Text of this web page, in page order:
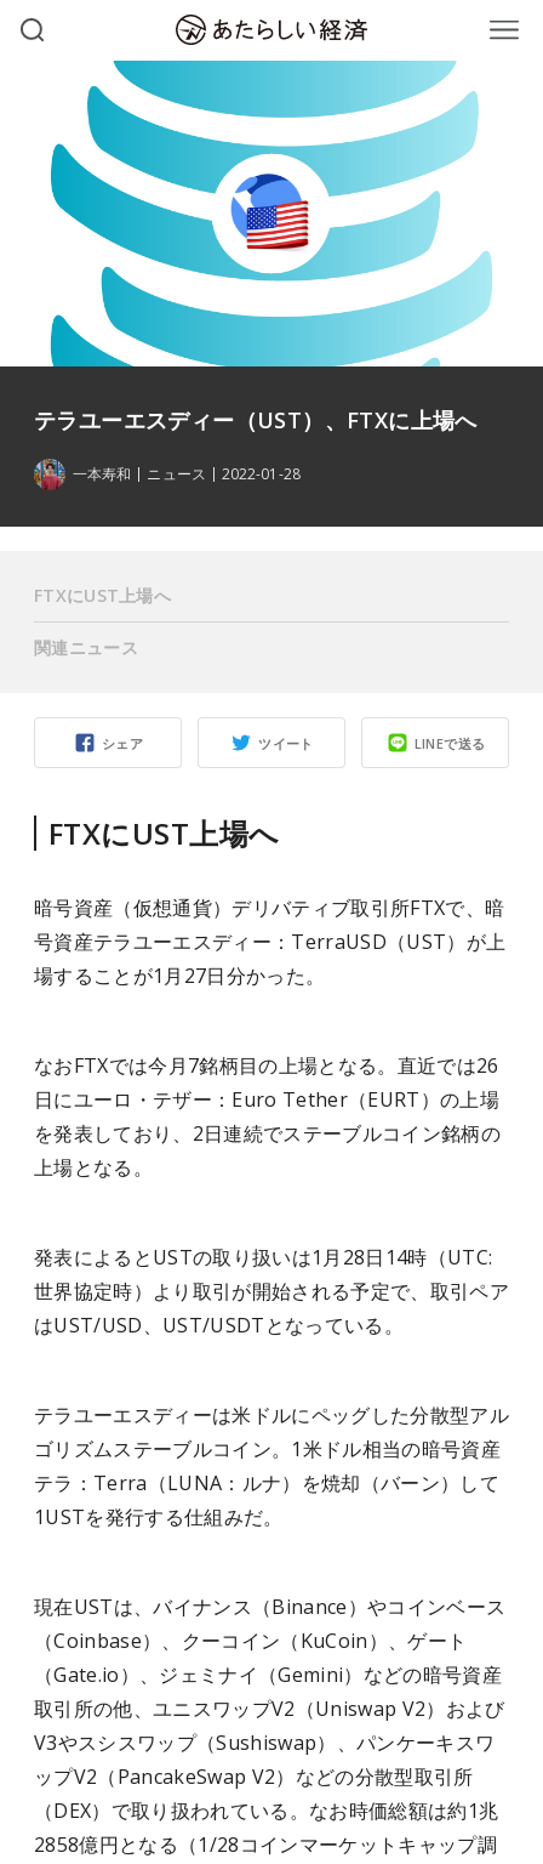
テラユーエスディー（UST）、FTXに上場へ
一本寿和 ニュース 2022-01-28
シェア ツイート LINEで送る
FTXにUST上場へ
暗号資産（仮想通貨）デリバティブ取引所FTXで、暗
号資産テラユーエスディー：TerraUSD（UST）が上
場することが1月27日分かった。
なおFTXでは今月7銘柄目の上場となる。直近では26
日にユーロ・テザー：Euro Tether（EURT）の上場
を発表しており、2日連続でステーブルコイン銘柄の
上場となる。
発表によるとUSTの取り扱いは1月28日14時（UTC:
世界協定時）より取引が開始される予定で、取引ペア
はUST/USD、UST/USDTとなっている。
テラユーエスディーは米ドルにペッグした分散型アル
ゴリズムステーブルコイン。1米ドル相当の暗号資産
テラ：Terra（LUNA：ルナ）を焼却（バーン）して
1USTを発行する仕組みだ。
現在USTは、バイナンス（Binance）やコインベース
（Coinbase）、クーコイン（KuCoin）、ゲート
（Gate.io）、ジェミナイ（Gemini）などの暗号資産
取引所の他、ユニスワップV2（Uniswap V2）および
V3やスシスワップ（Sushiswap）、パンケーキスワ
ップV2（PancakeSwap V2）などの分散型取引所
（DEX）で取り扱われている。なお時価総額は約1兆
2858億円となる（1/28コインマーケットキャップ調
FTXにUST上場へ
関連ニュース